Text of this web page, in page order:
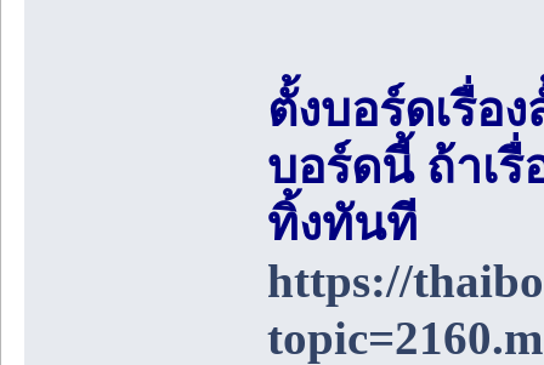
ตั้งบอร์ดเรื่อ
บอร์ดนี้ ถ้าเ
ทิ้งทันที
https://